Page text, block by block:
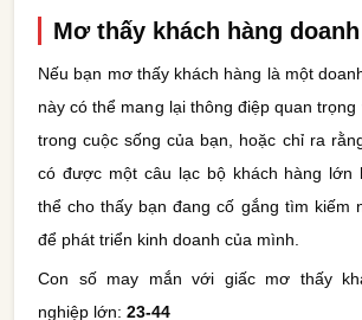
Mơ thấy khách hàng
Nếu bạn mơ thấy khách hàng là một
này có thể mang lại thông điệp quan
trong cuộc sống của bạn, hoặc chỉ ra
có được một câu lạc bộ khách hàng lớn
thể cho thấy bạn đang cố gắng tìm kiếm
để phát triển kinh doanh của mình.
Con số may mắn với giấc mơ thấy
nghiệp lớn: 23-44